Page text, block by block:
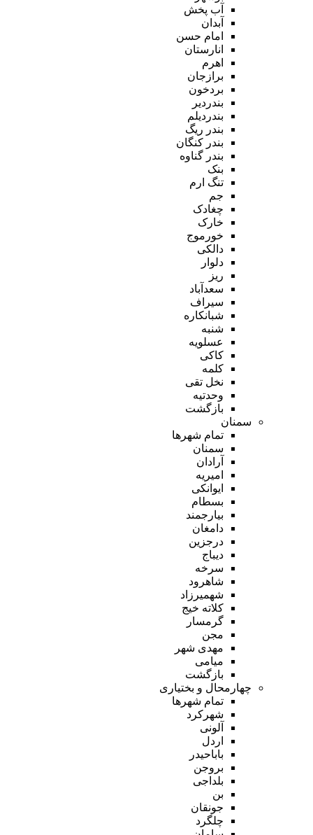
آب پخش
آبدان
امام حسن
انارستان
اهرم
برازجان
بردخون
بندردیر
بندردیلم
بندر ریگ
بندر کنگان
بندر گناوه
بنک
تنگ ارم
جم
چغادک
خارک
خورموج
دالکی
دلوار
ریز
سعدآباد
سیراف
شبانکاره
شنبه
عسلویه
کاکی
کلمه
نخل تقی
وحدتیه
بازگشت
سمنان
تمام شهر‌ها
سمنان
آرادان
امیریه
ایوانکی
بسطام
بیارجمند
دامغان
درجزین
دیباج
سرخه
شاهرود
شهمیرزاد
کلاته خیج
گرمسار
مجن
مهدی شهر
میامی
بازگشت
چهارمحال و بختیاری
تمام شهر‌ها
شهرکرد
آلونی
اردل
باباحیدر
بروجن
بلداجی
بن
جونقان
چلگرد